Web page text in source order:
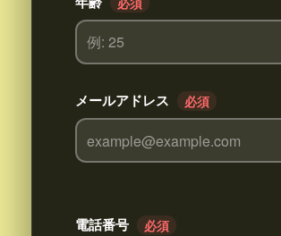
メールアドレス 必須
電話番号 必須